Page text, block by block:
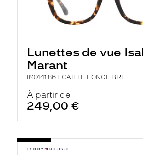
Lunettes de vue
Marant
IM0141 86 ECAILLE FONCE BRI
À partir de
249,00 €